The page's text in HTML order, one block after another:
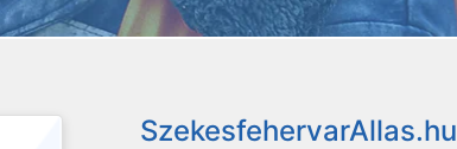
SzekesfehervarAllas.hu